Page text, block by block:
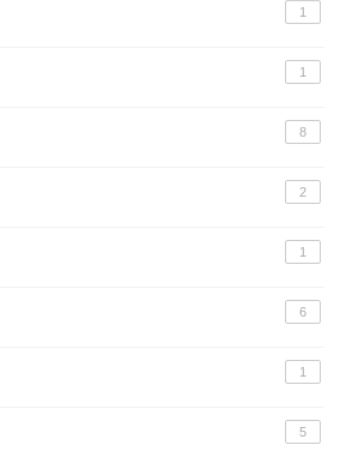
1
1
8
2
1
6
1
5